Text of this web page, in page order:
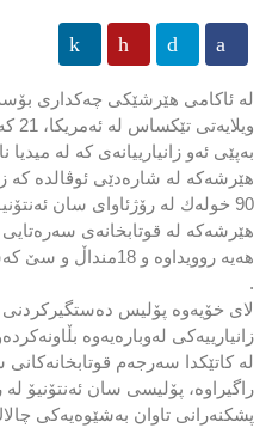
لە ئاكامی هێرشێكی چەكداری
ویلایەتی تێكساس لە ئەمریكا، 21 كەس كوژران.
بەپێی ئەو زانیارییانەی كە لە
90 خولەك لە رۆژئاوای سان ئەنتۆنیۆوە دوورە، ئەنجامدراوە.
هەیە روویداوە و
.
لای خۆیەوە پۆلیس دەستگیركردنی
زانیارییەكی لەوبارەیەوە
لە كاتێكدا سەرجەم
راگیراوە، پۆلیسی سان ئەنتۆنیۆ لە
پشكنەرانی تاوان بەشێوەیەكی